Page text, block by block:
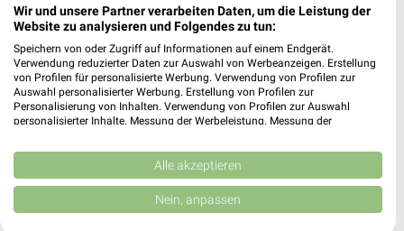
Thomas Philipps XXXLutz
Wir und unsere Partner verarbeiten Daten, um die Leistung der
Website zu analysieren und Folgendes zu tun:
Speichern von oder Zugriff auf Informationen auf einem Endgerät.
Verwendung reduzierter Daten zur Auswahl von Werbeanzeigen. Erstellung
von Profilen für personalisierte Werbung. Verwendung von Profilen zur
Auswahl personalisierter Werbung. Erstellung von Profilen zur
Personalisierung von Inhalten. Verwendung von Profilen zur Auswahl
personalisierter Inhalte. Messung der Werbeleistung. Messung der
Kombinationen von Daten aus verschiedenen Quellen. Entwicklung und
Verbesserung der Angebote. Verwendung reduzierter Daten zur Auswahl
von Inhalten.
Daten können außerhalb der Europäischen Union weitergegeben und in die
Alle akzeptieren
Nein, anpassen